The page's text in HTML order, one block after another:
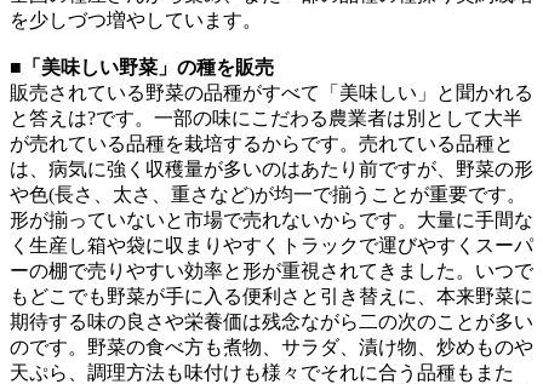
を少しづつ増やしています。
■「美味しい野菜」の種を販売
販売されている野菜の品種がすべて「美味しい」と聞かれる
と答えは?です。一部の味にこだわる農業者は別として大半
が売れている品種を栽培するからです。売れている品種と
は、病気に強く収穫量が多いのはあたり前ですが、野菜の形
や色(長さ、太さ、重さなど)が均一で揃うことが重要です。
形が揃っていないと市場で売れないからです。大量に手間な
く生産し箱や袋に収まりやすくトラックで運びやすくスーパ
ーの棚で売りやすい効率と形が重視されてきました。いつで
もどこでも野菜が手に入る便利さと引き替えに、本来野菜に
期待する味の良さや栄養価は残念ながら二の次のことが多い
のです。野菜の食べ方も煮物、サラダ、漬け物、炒めものや
天ぷら、調理方法も味付けも様々でそれに合う品種もまた